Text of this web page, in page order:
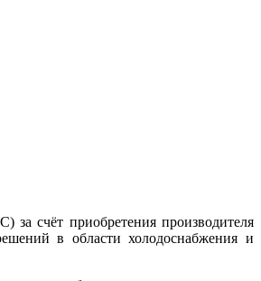
счёт приобретения производителя
в области холодоснабжения и